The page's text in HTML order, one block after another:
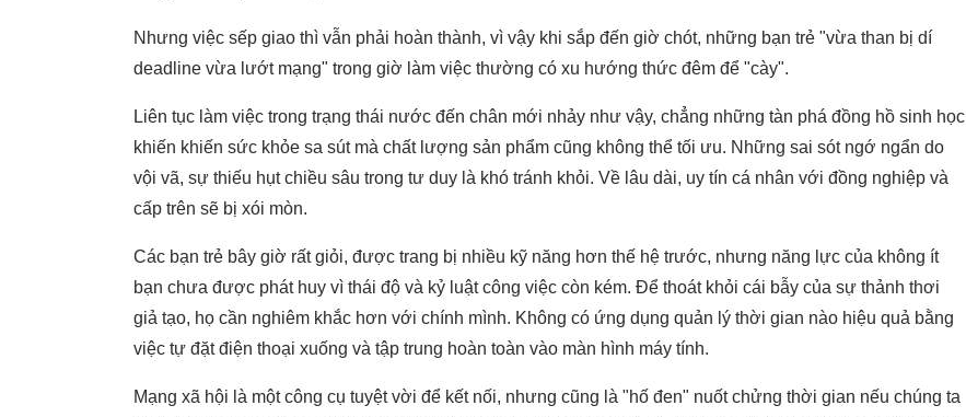
Nhưng việc sếp giao thì vẫn phải hoàn thành, vì vậy khi sắp đến giờ chót, những bạn trẻ "vừa than bị dí
deadline vừa lướt mạng" trong giờ làm việc thường có xu hướng thức đêm để "cày".
Liên tục làm việc trong trạng thái nước đến chân mới nhảy như vậy, chẳng những tàn phá đồng hồ sinh học
khiến khiến sức khỏe sa sút mà chất lượng sản phẩm cũng không thể tối ưu. Những sai sót ngớ ngẩn do
vội vã, sự thiếu hụt chiều sâu trong tư duy là khó tránh khỏi. Về lâu dài, uy tín cá nhân với đồng nghiệp và
cấp trên sẽ bị xói mòn.
Các bạn trẻ bây giờ rất giỏi, được trang bị nhiều kỹ năng hơn thế hệ trước, nhưng năng lực của không ít
bạn chưa được phát huy vì thái độ và kỷ luật công việc còn kém. Để thoát khỏi cái bẫy của sự thảnh thơi
giả tạo, họ cần nghiêm khắc hơn với chính mình. Không có ứng dụng quản lý thời gian nào hiệu quả bằng
việc tự đặt điện thoại xuống và tập trung hoàn toàn vào màn hình máy tính.
Mạng xã hội là một công cụ tuyệt vời để kết nối, nhưng cũng là "hố đen" nuốt chửng thời gian nếu chúng ta